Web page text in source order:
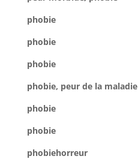
phobie
phobie
phobie
phobie, peur de la maladie
phobie
phobie
phobiehorreur